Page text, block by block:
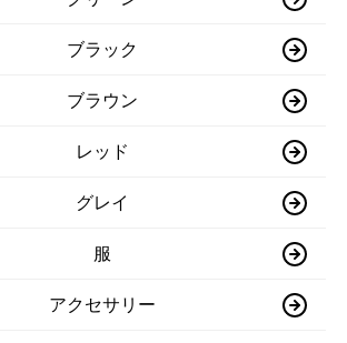
ブラック
ブラウン
レッド
グレイ
服
アクセサリー